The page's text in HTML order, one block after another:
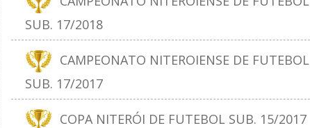
SUB. 17/2018
CAMPEONATO NITEROIENSE DE FUTEBOL
SUB. 17/2017
COPA NITERÓI DE FUTEBOL SUB. 15/2017